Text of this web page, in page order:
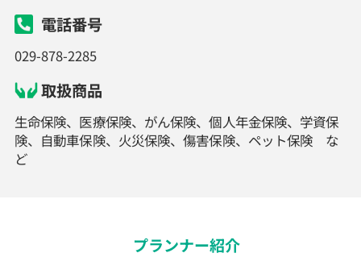
電話番号
029-878-2285
取扱商品
生命保険、医療保険、がん保険、個人年金保険、学資保
険、自動車保険、火災保険、傷害保険、ペット保険 な
ど
プランナー紹介